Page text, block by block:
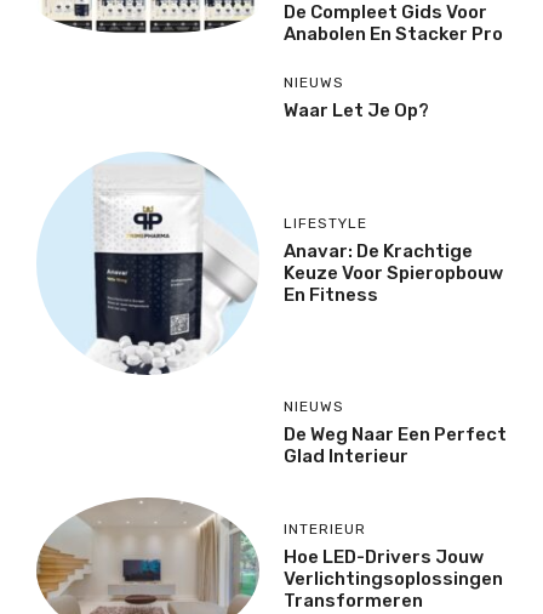
De Compleet Gids Voor
Anabolen En Stacker Pro
NIEUWS
Waar Let Je Op?
LIFESTYLE
Anavar: De Krachtige
Keuze Voor Spieropbouw
En Fitness
NIEUWS
De Weg Naar Een Perfect
Glad Interieur
INTERIEUR
Hoe LED-Drivers Jouw
Verlichtingsoplossingen
Transformeren